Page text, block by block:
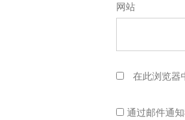
网站
在此浏览器
通过邮件通